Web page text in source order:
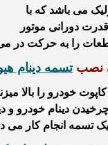
می باشد که با
دورانی موتور
را به حرکت در
نصبتسمه دینام
خودرو را بالا
دینام خودرو و
تسمه انجام کار می